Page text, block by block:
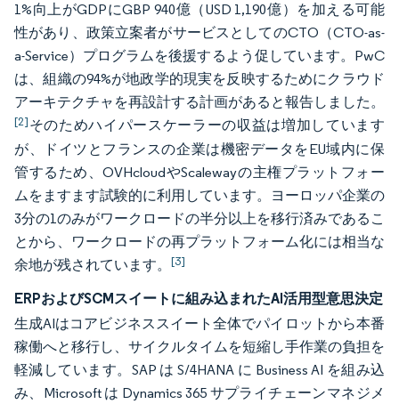
1%向上がGDPにGBP 940億（USD 1,190億）を加える可能
性があり、政策立案者がサービスとしてのCTO（CTO-as-
a-Service）プログラムを後援するよう促しています。PwC
は、組織の94%が地政学的現実を反映するためにクラウド
アーキテクチャを再設計する計画があると報告しました。
[2]そのためハイパースケーラーの収益は増加しています
が、ドイツとフランスの企業は機密データをEU域内に保
管するため、OVHcloudやScalewayの主権プラットフォー
ムをますます試験的に利用しています。ヨーロッパ企業の
3分の1のみがワークロードの半分以上を移行済みであるこ
とから、ワークロードの再プラットフォーム化には相当な
余地が残されています。 [3]
ERPおよびSCMスイートに組み込まれたAI活用型意思決定
生成AIはコアビジネススイート全体でパイロットから本番
稼働へと移行し、サイクルタイムを短縮し手作業の負担を
軽減しています。SAP は S/4HANA に Business AI を組み込
み、Microsoft は Dynamics 365 サプライチェーンマネジメ